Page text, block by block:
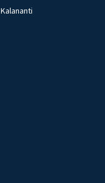
Kalananti